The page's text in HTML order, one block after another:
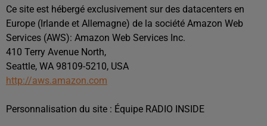
Ce site est hébergé exclusivement sur des datacenters en
Europe (Irlande et Allemagne) de la société Amazon Web
Services (AWS): Amazon Web Services Inc.
410 Terry Avenue North,
Seattle, WA 98109-5210, USA
http://aws.amazon.com
Personnalisation du site : Équipe RADIO INSIDE